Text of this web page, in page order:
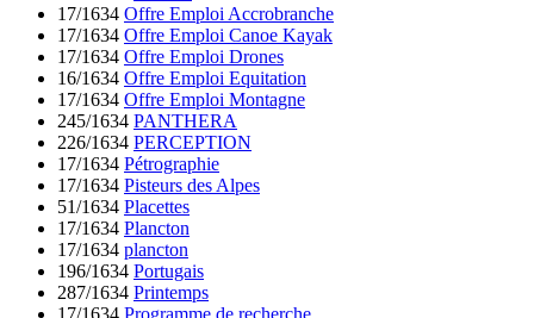
17/1634 Offre Emploi Accrobranche
17/1634 Offre Emploi Canoe Kayak
17/1634 Offre Emploi Drones
16/1634 Offre Emploi Equitation
17/1634 Offre Emploi Montagne
245/1634 PANTHERA
226/1634 PERCEPTION
17/1634 Pétrographie
17/1634 Pisteurs des Alpes
51/1634 Placettes
17/1634 Plancton
17/1634 plancton
196/1634 Portugais
287/1634 Printemps
17/1634 Programme de recherche